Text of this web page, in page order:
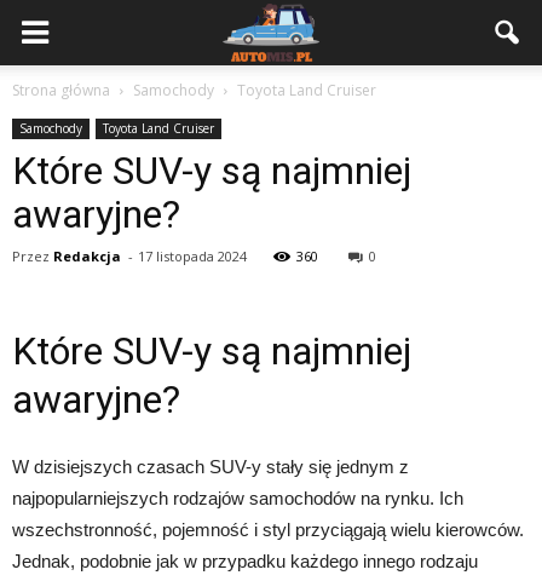
Strona główna Samochody Toyota Land Cruiser
Samochody Toyota Land Cruiser
Które SUV-y są najmniej
awaryjne?
Przez Redakcja - 17 listopada 2024 360 0
Które SUV-y są najmniej
awaryjne?
W dzisiejszych czasach SUV-y stały się jednym z
najpopularniejszych rodzajów samochodów na rynku. Ich
wszechstronność, pojemność i styl przyciągają wielu kierowców.
Jednak, podobnie jak w przypadku każdego innego rodzaju